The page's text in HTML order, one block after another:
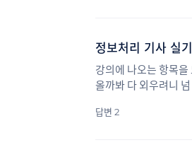
정보처리 기사 실
강의에 나오는 항목
올까봐 다 외우려니
답변 2